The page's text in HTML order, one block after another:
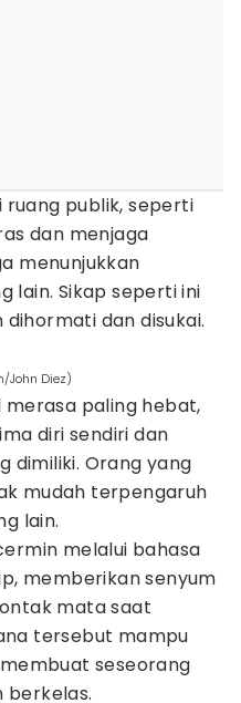
ruang publik, seperti
dan menjaga
menunjukkan
lain. Sikap seperti ini
dan disukai.
John Diez)
paling hebat,
diri sendiri dan
dimiliki. Orang yang
mudah terpengaruh
lain.
melalui bahasa
memberikan senyum
mata saat
tersebut mampu
seseorang
berkelas.